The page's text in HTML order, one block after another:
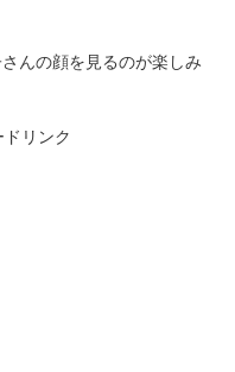
んの顔を見るのが楽しみ
ドリンク